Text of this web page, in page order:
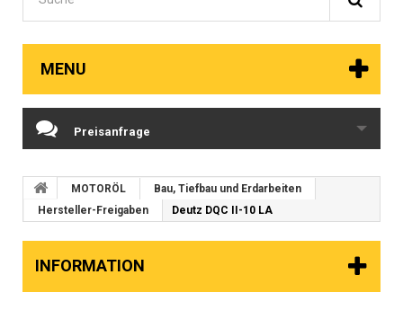
MENU
Preisanfrage
MOTORÖL
Bau, Tiefbau und Erdarbeiten
Hersteller-Freigaben
Deutz DQC II-10 LA
INFORMATION